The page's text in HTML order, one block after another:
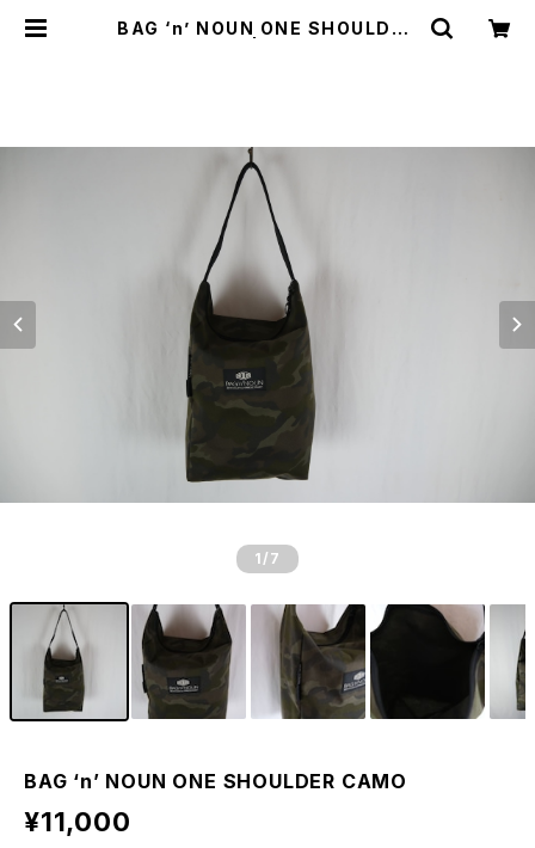
BAG ‘n’ NOUN ONE SHOULDER
1 /7
BAG ‘n’ NOUN ONE SHOULDER CAMO
¥11,000